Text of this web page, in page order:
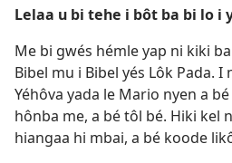
Lelaa u bi tehe i bôt ba bi lo i
Me bi gwés hémle yap ni kiki
Bibel mu i Bibel yés Lôk Pada.
Yéhôva yada le Mario nyen a
hônba me, a bé tôl bé. Hiki kel
hiangaa hi mbai, a bé koode